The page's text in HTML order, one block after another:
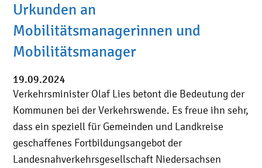
Urkunden an
Mobilitätsmanagerinnen und
Mobilitätsmanager
19.09.2024
Verkehrsminister Olaf Lies betont die Bedeutung der
Kommunen bei der Verkehrswende. Es freue ihn sehr,
dass ein speziell für Gemeinden und Landkreise
geschaffenes Fortbildungsangebot der
Landesnahverkehrsgesellschaft Niedersachsen